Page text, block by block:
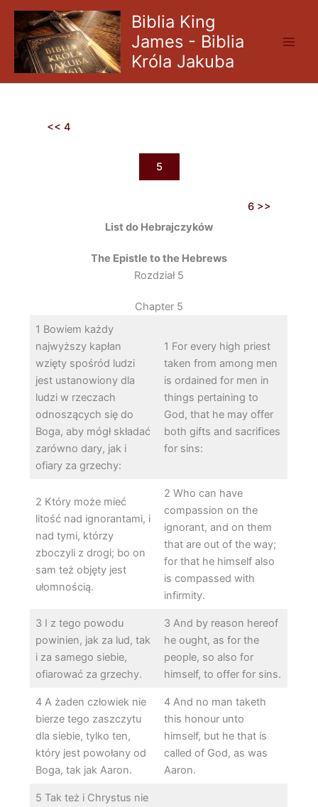
Skip
content
Biblia King
James - Biblia
Króla Jakuba
<< 4
5
6 >>
List do Hebrajczyków
The Epistle to the Hebrews
Rozdział 5
Chapter 5
1 Bowiem każdy
najwyższy kapłan
wzięty spośród ludzi
jest ustanowiony dla
ludzi w rzeczach
odnoszących się do
Boga, aby mógł składać
zarówno dary, jak i
ofiary za grzechy:
1 For every high priest
taken from among men
is ordained for men in
things pertaining to
God, that he may offer
both gifts and sacrifices
for sins:
2 Który może mieć
litość nad ignorantami, i
nad tymi, którzy
zboczyli z drogi; bo on
sam też objęty jest
ułomnością.
2 Who can have
compassion on the
ignorant, and on them
that are out of the way;
for that he himself also
is compassed with
infirmity.
3 I z tego powodu
powinien, jak za lud, tak
i za samego siebie,
ofiarować za grzechy.
3 And by reason hereof
he ought, as for the
people, so also for
himself, to offer for sins.
4 A żaden człowiek nie
bierze tego zaszczytu
dla siebie, tylko ten,
który jest powołany od
Boga, tak jak Aaron.
4 And no man taketh
this honour unto
himself, but he that is
called of God, as was
Aaron.
5 Tak też i Chrystus nie